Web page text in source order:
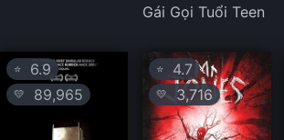
Gái Gọi Tuổi Teen
⭐ 6.9
💛 89,965
⭐ 4.7
💛 3,716